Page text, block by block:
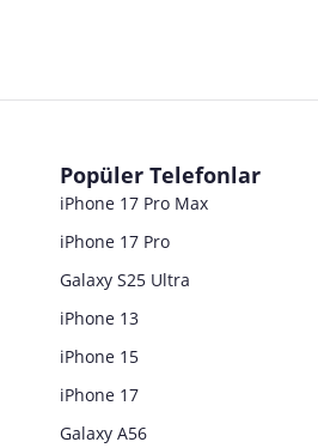
Popüler Telefonlar
iPhone 17 Pro Max
iPhone 17 Pro
Galaxy S25 Ultra
iPhone 13
iPhone 15
iPhone 17
Galaxy A56